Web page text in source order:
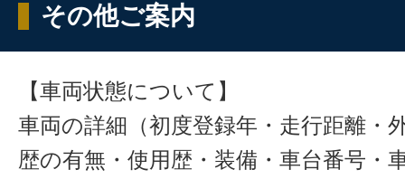
その他ご案内
【車両状態について】
車両の詳細（初度登録年・走行距離・
歴の有無・使用歴・装備・車台番号・